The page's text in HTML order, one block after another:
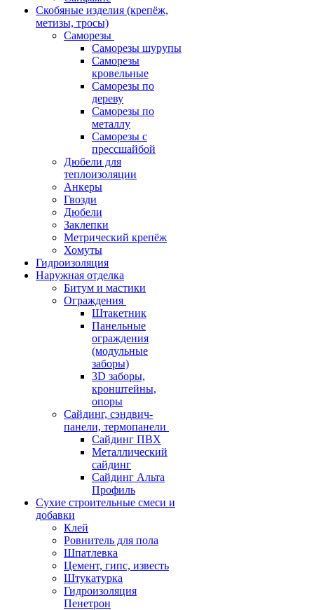
Скобяные изделия (крепёж,
метизы, тросы)
Саморезы
Саморезы шурупы
Саморезы
кровельные
Саморезы по
дереву
Саморезы по
металлу
Саморезы с
прессшайбой
Дюбели для
теплоизоляции
Анкеры
Гвозди
Дюбели
Заклепки
Метрический крепёж
Хомуты
Гидроизоляция
Наружная отделка
Битум и мастики
Ограждения
Штакетник
Панельные
ограждения
(модульные
заборы)
3D заборы,
кронштейны,
опоры
Cайдинг, сэндвич-
панели, термопанели
Сайдинг ПВХ
Металлический
сайдинг
Сайдинг Альта
Профиль
Сухие строительные смеси и
добавки
Клей
Ровнитель для пола
Шпатлевка
Цемент, гипс, известь
Штукатурка
Гидроизоляция
Пенетрон